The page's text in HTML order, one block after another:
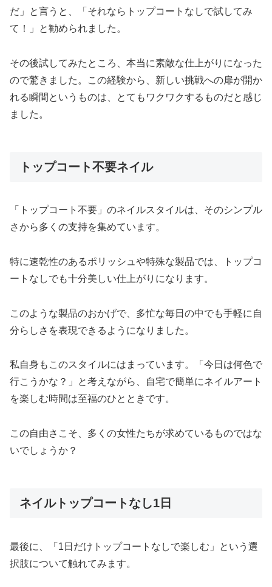
だ」と言うと、「それならトップコートなしで試してみ
て！」と勧められました。
その後試してみたところ、本当に素敵な仕上がりになった
ので驚きました。この経験から、新しい挑戦への扉が開か
れる瞬間というものは、とてもワクワクするものだと感じ
ました。
トップコート不要ネイル
「トップコート不要」のネイルスタイルは、そのシンプル
さから多くの支持を集めています。
特に速乾性のあるポリッシュや特殊な製品では、トップコ
ートなしでも十分美しい仕上がりになります。
このような製品のおかげで、多忙な毎日の中でも手軽に自
分らしさを表現できるようになりました。
私自身もこのスタイルにはまっています。「今日は何色で
行こうかな？」と考えながら、自宅で簡単にネイルアート
を楽しむ時間は至福のひとときです。
この自由さこそ、多くの女性たちが求めているものではな
いでしょうか？
ネイルトップコートなし1日
最後に、「1日だけトップコートなしで楽しむ」という選
択肢について触れてみます。